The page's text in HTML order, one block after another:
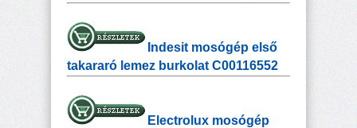
Indesit mosógép első
takararó lemez burkolat C00116552
Electrolux mosógép